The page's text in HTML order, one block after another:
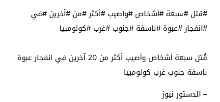
#قتل #سبعة #أشخاص #وأصيب #أكثر #من #آخرين #في
#انفجار #عبوة #ناسفة #جنوب #غرب #كولومبيا
قُتل سبعة أشخاص وأصيب أكثر من 20 آخرين في انفجار عبوة
ناسفة جنوب غرب كولومبيا
– الدستور نيوز